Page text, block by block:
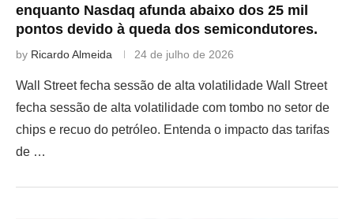
enquanto Nasdaq afunda abaixo dos 25 mil
pontos devido à queda dos semicondutores.
by Ricardo Almeida 24 de julho de 2026
Wall Street fecha sessão de alta volatilidade Wall Street
fecha sessão de alta volatilidade com tombo no setor de
chips e recuo do petróleo. Entenda o impacto das tarifas
de …